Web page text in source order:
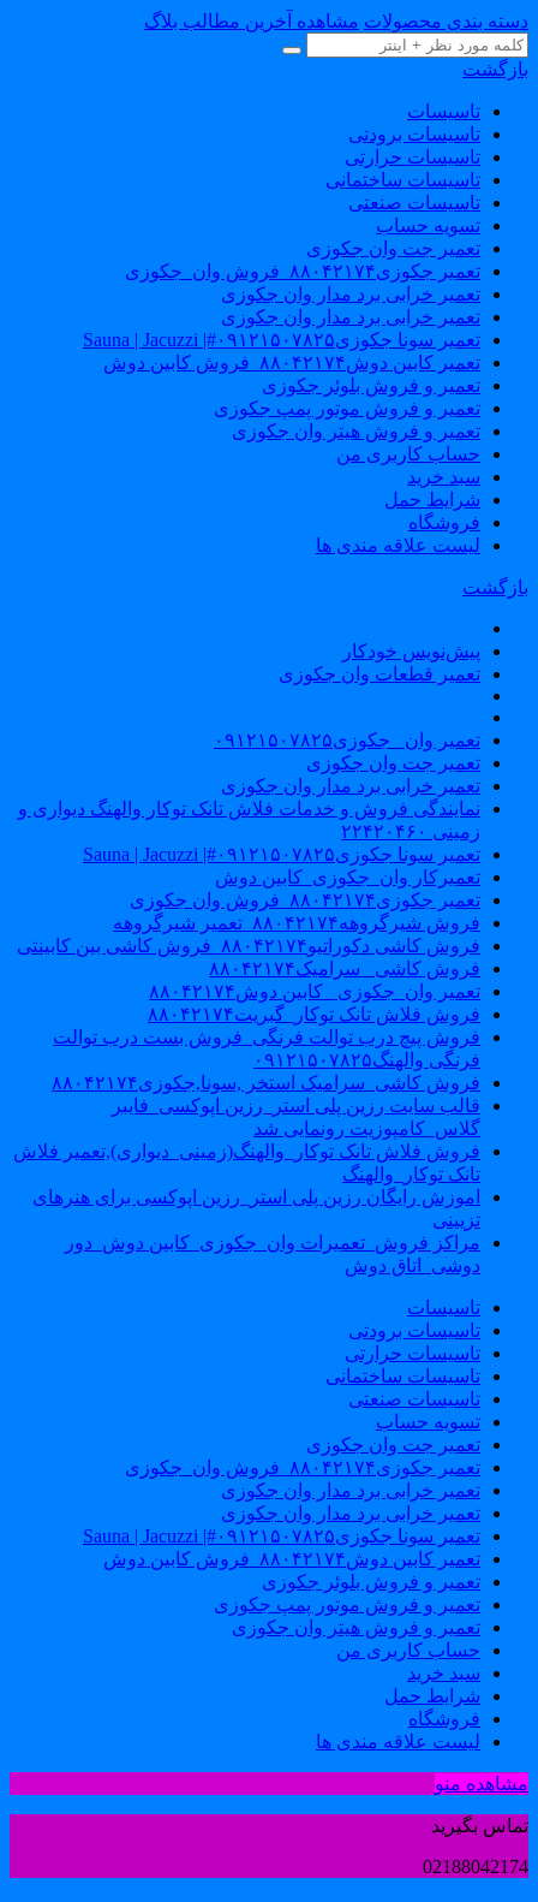
بندی محصولات مشاهده آخرین مطالب بلاگ
تاسیسات
تاسیسات برودتی
تاسیسات حرارتی
تاسیسات ساختمانی
تاسیسات صنعتی
تسویه حساب
تعمیر جت وان جکوزی
تعمیر جکوزی۸۸۰۴۲۱۷۴_فروش وان_جکوزی
تعمیر خرابی برد مدار وان جکوزی
تعمیر خرابی برد مدار وان جکوزی
تعمیر سونا جکوزی۰۹۱۲۱۵۰۷۸۲۵#| Sauna | Jacuzzi
تعمیر کابین دوش۸۸۰۴۲۱۷۴_فروش کابین دوش
تعمیر و فروش بلوئر جکوزی
تعمیر و فروش موتور پمپ جکوزی
تعمیر و فروش هیتر وان جکوزی
حساب کاربری من
سبد خرید
شرایط حمل
فروشگاه
لیست علاقه مندی ها
پیش‌نویس خودکار
تعمیر قطعات وان جکوزی
تعمیر وان _جکوزی۰۹۱۲۱۵۰۷۸۲۵
تعمیر جت وان جکوزی
تعمیر خرابی برد مدار وان جکوزی
نمایندگی فروش و خدمات فلاش تانک توکار والهنگ دیواری و
زمینی ۲۲۴۲۰۴۶۰
تعمیر سونا جکوزی۰۹۱۲۱۵۰۷۸۲۵#| Sauna | Jacuzzi
تعمیرکار وان_جکوزی_کابین دوش
تعمیر جکوزی۸۸۰۴۲۱۷۴_فروش وان جکوزی
فروش شیرگروهه۸۸۰۴۲۱۷۴_تعمیر شیرگروهه
فروش کاشی دکوراتیو۸۸۰۴۲۱۷۴_فروش کاشی بین کابینتی
فروش کاشی _سرامیک۸۸۰۴۲۱۷۴
تعمیر وان_جکوزی_ کابین دوش۸۸۰۴۲۱۷۴
فروش فلاش تانک توکار_گبریت۸۸۰۴۲۱۷۴
فروش پیچ درب توالت فرنگی_فروش بست درب توالت
فرنگی والهنگ۰۹۱۲۱۵۰۷۸۲۵
فروش کاشی_سرامیک استخر ,سونا,جکوزی۸۸۰۴۲۱۷۴
قالب سایت رزین پلی استر_رزین اپوکسی_فایبر
گلاس_کامپوزیت رونمایی شد
فروش فلاش تانک توکار_والهنگ(زمینی_دیواری),تعمیر فلاش
تانک توکار_والهنگ
اموزش رایگان رزین پلی استر_رزین اپوکسی برای هنرهای
تزیینی
مراکز فروش_تعمیرات وان_جکوزی_کابین دوش_دور
دوشی_اتاق دوش
تاسیسات
تاسیسات برودتی
تاسیسات حرارتی
تاسیسات ساختمانی
تاسیسات صنعتی
تسویه حساب
تعمیر جت وان جکوزی
تعمیر جکوزی۸۸۰۴۲۱۷۴_فروش وان_جکوزی
تعمیر خرابی برد مدار وان جکوزی
تعمیر خرابی برد مدار وان جکوزی
تعمیر سونا جکوزی۰۹۱۲۱۵۰۷۸۲۵#| Sauna | Jacuzzi
تعمیر کابین دوش۸۸۰۴۲۱۷۴_فروش کابین دوش
تعمیر و فروش بلوئر جکوزی
تعمیر و فروش موتور پمپ جکوزی
تعمیر و فروش هیتر وان جکوزی
حساب کاربری من
سبد خرید
شرایط حمل
فروشگاه
لیست علاقه مندی ها
منو
بگیرید